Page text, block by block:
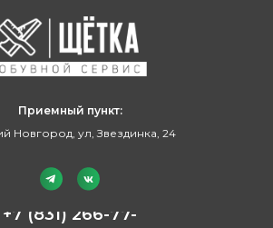
Приемный пункт:
Новгород, ул, Звездинка, 24
+7 (831) 266-77-